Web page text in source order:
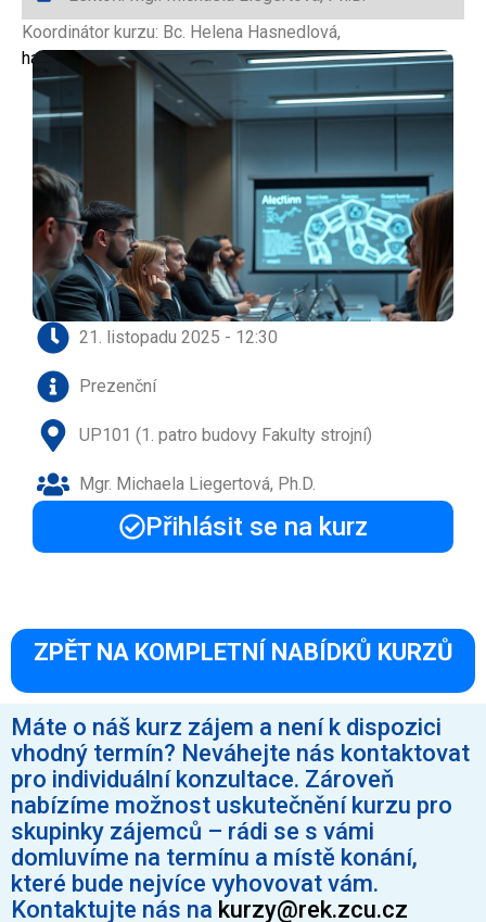
Koordinátor kurzu: Bc. Helena Hasnedlová,
hasnedlh@rek.zcu.cz
, tel. 377 631 910
21. listopadu 2025 - 12:30
Prezenční
UP101 (1. patro budovy Fakulty strojní)
Mgr. Michaela Liegertová, Ph.D.
Přihlásit se na kurz
ZPĚT NA KOMPLETNÍ NABÍDKŮ KURZŮ
Máte o náš kurz zájem a není k dispozici
vhodný termín? Neváhejte nás kontaktovat
pro individuální konzultace. Zároveň
nabízíme možnost uskutečnění kurzu pro
skupinky zájemců – rádi se s vámi
domluvíme na termínu a místě konání,
které bude nejvíce vyhovovat vám.
Kontaktujte nás na kurzy@rek.zcu.cz